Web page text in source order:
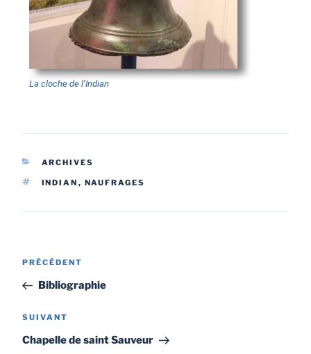
La cloche de l’Indian
ARCHIVES
INDIAN , NAUFRAGES
PRÉCÉDENT
Bibliographie
SUIVANT
Chapelle de saint Sauveur